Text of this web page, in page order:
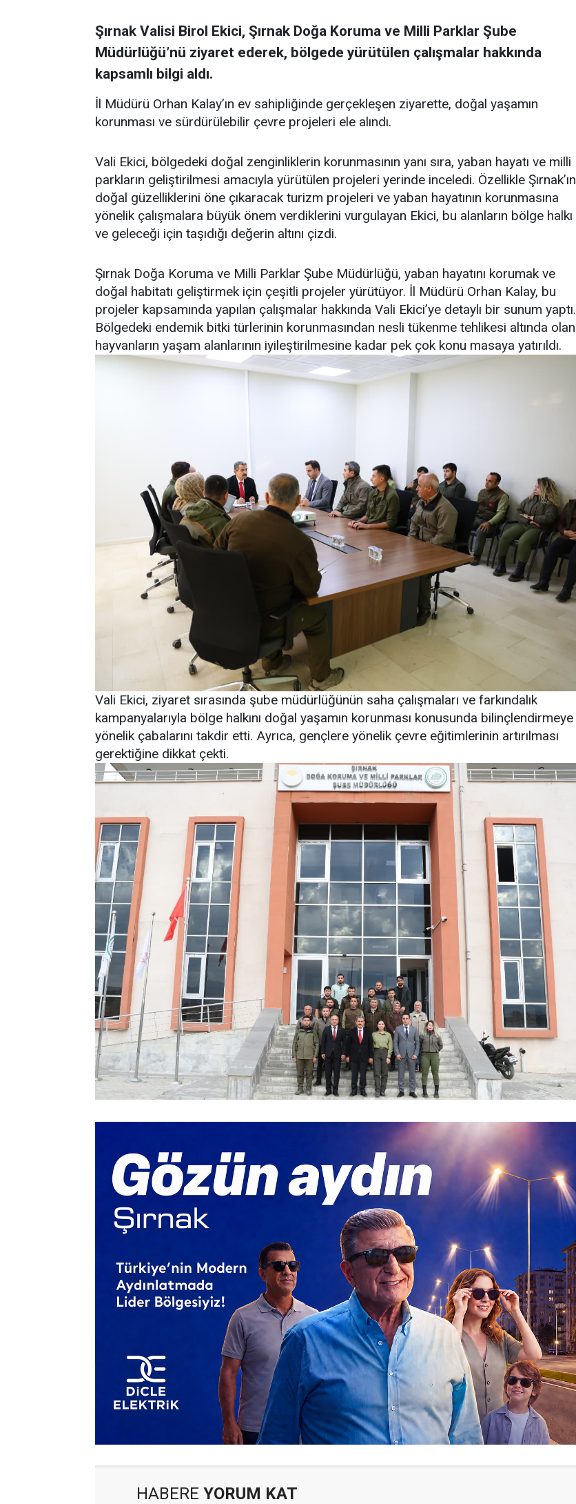
Şırnak Valisi Birol Ekici, Şırnak Doğa Koruma ve Milli Parklar Şube
Müdürlüğü’nü ziyaret ederek, bölgede yürütülen çalışmalar hakkında
kapsamlı bilgi aldı.
İl Müdürü Orhan Kalay’ın ev sahipliğinde gerçekleşen ziyarette, doğal yaşamın
korunması ve sürdürülebilir çevre projeleri ele alındı.
Vali Ekici, bölgedeki doğal zenginliklerin korunmasının yanı sıra, yaban hayatı ve milli
parkların geliştirilmesi amacıyla yürütülen projeleri yerinde inceledi. Özellikle Şırnak’ın
doğal güzelliklerini öne çıkaracak turizm projeleri ve yaban hayatının korunmasına
yönelik çalışmalara büyük önem verdiklerini vurgulayan Ekici, bu alanların bölge halkı
ve geleceği için taşıdığı değerin altını çizdi.
Şırnak Doğa Koruma ve Milli Parklar Şube Müdürlüğü, yaban hayatını korumak ve
doğal habitatı geliştirmek için çeşitli projeler yürütüyor. İl Müdürü Orhan Kalay, bu
projeler kapsamında yapılan çalışmalar hakkında Vali Ekici’ye detaylı bir sunum yaptı.
Bölgedeki endemik bitki türlerinin korunmasından nesli tükenme tehlikesi altında olan
hayvanların yaşam alanlarının iyileştirilmesine kadar pek çok konu masaya yatırıldı.
Vali Ekici, ziyaret sırasında şube müdürlüğünün saha çalışmaları ve farkındalık
kampanyalarıyla bölge halkını doğal yaşamın korunması konusunda bilinçlendirmeye
yönelik çabalarını takdir etti. Ayrıca, gençlere yönelik çevre eğitimlerinin artırılması
gerektiğine dikkat çekti.
HABERE YORUM KAT